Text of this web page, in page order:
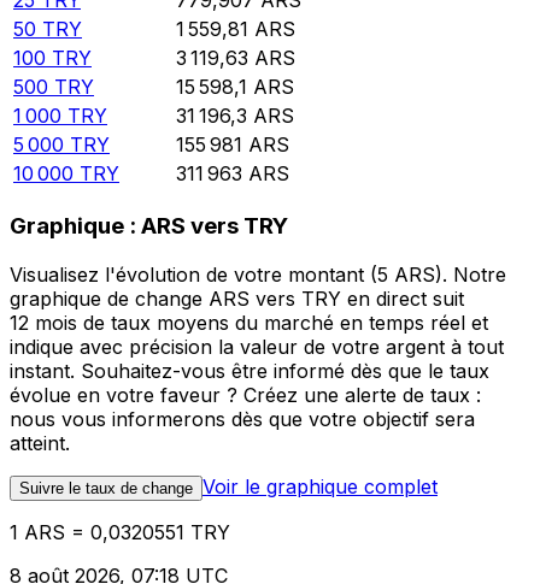
50 TRY 1 559,81 ARS
100 TRY 3 119,63 ARS
500 TRY 15 598,1 ARS
1 000 TRY 31 196,3 ARS
5 000 TRY 155 981 ARS
10 000 TRY 311 963 ARS
Graphique : ARS vers TRY
Visualisez l'évolution de votre montant (5 ARS). Notre
graphique de change ARS vers TRY en direct suit
12 mois de taux moyens du marché en temps réel et
indique avec précision la valeur de votre argent à tout
instant. Souhaitez-vous être informé dès que le taux
évolue en votre faveur ? Créez une alerte de taux :
nous vous informerons dès que votre objectif sera
atteint.
Suivre le taux de change Voir le graphique complet
1 ARS = 0,0320551 TRY
8 août 2026, 07:18 UTC